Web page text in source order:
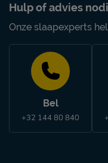
Hulp of advies
Onze slaapexperts
Bel
+32 144 80 840